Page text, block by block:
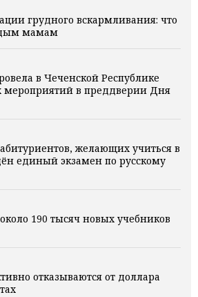
грудного вскармливания: что
мамам
в Чеченской Республике
мероприятий в преддверии Дня
желающих учиться в
единый экзамен по русскому
190 тысяч новых учебников
отказываются от доллара